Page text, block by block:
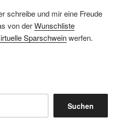
schreibe und mir eine Freude
von derWunschliste
Sparschweinwerfen.
Suchen